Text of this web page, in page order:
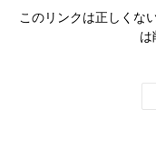
このリンクは正しくな
は